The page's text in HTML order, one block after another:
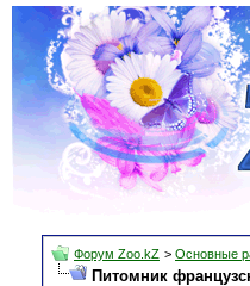
Форум Zoo.kZ > Основные
Питомник